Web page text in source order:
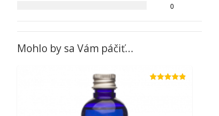
0
Mohlo by sa Vám páčiť...